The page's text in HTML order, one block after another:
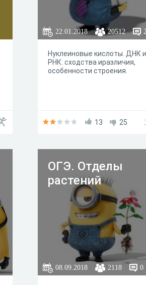
22.01.2018 20512 2
Нуклеиновые кислоты. ДНК и
РНК: сходства иразличия,
особенности строения.
13 25
ОГЭ. Отделы
растений
08.09.2018 2118 0